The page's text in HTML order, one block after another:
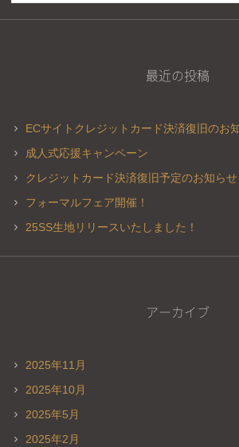
最近の投稿
ECサイトクレジットカード決済復旧のお
成人式応援キャンペーン
クレジットカード決済復旧予定のお知らせ
フォーマルフェア開催！
25SS生地リリースいたしました！
アーカイブ
2025年11月
2025年10月
2025年5月
2025年2月